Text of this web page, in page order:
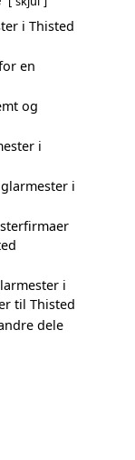
i Thisted
en
og
i
i
i
til Thisted
dele